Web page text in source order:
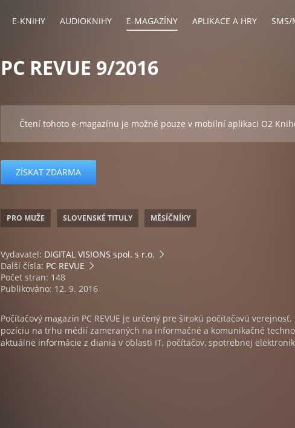
E-KNIHY AUDIOKNIHY E-MAGAZÍNY APLIKACE A HRY SMS/
PC REVUE 9/2016
Čtení tohoto e-magazínu je možné pouze v mobilní aplikaci O2
ZÍSKAT ZDARMA
PRO MUŽE SLOVENSKÉ TITULY MĚSÍČNÍKY
Vydavatel: DIGITAL VISIONS spol. s r.o.
Další čísla: PC REVUE
Počet stran: 148
Publikováno: 12. 9. 2016
Počítačový magazín PC REVUE je určený pre širokú počítačovú
pozíciu na trhu médií zameraných na informačné a komunikačné
aktuálne informácie z diania v oblasti IT, počítačov, spotrebnej